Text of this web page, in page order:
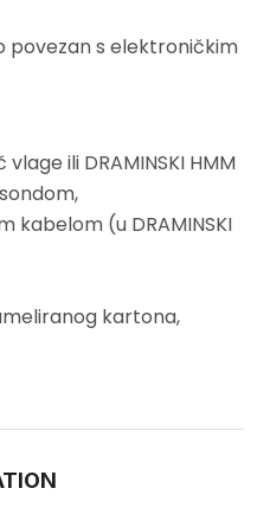
povezan s elektroničkim
vlage ili DRAMINSKI HMM
kabelom (u DRAMINSKI
kartona,